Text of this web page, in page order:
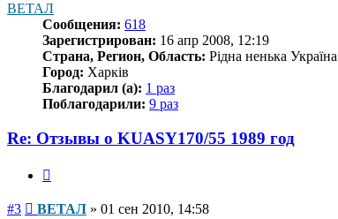
ВЕТАЛ
Сообщения: 618
Зарегистрирован: 16 апр 2008, 12:19
Страна, Регион, Область: Рідна ненька Україна
Город: Харків
Благодарил (а): 1 раз
Поблагодарили: 9 раз
Re: Отзывы о KUASY170/55 1989 год
#3 Сообщение
ВЕТАЛ » 01 сен 2010, 14:58